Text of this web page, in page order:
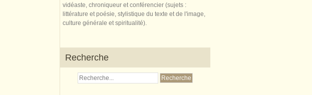
vidéaste, chroniqueur et conférencier (sujets :
littérature et poésie, stylistique du texte et de l'image,
culture générale et spiritualité).
Recherche